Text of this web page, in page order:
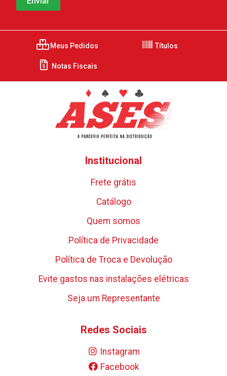
Meus Pedidos Títulos
Notas Fiscais
Institucional
Frete grátis
Catálogo
Quem somos
Política de Privacidade
Política de Troca e Devolução
Evite gastos nas instalações elétricas
Seja um Representante
Redes Sociais
Instagram
Facebook